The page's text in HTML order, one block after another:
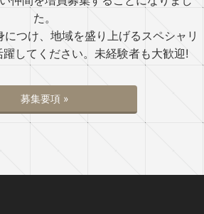
た。
つけ、地域を盛り上げるスペシャリ
してください。未経験者も大歓迎!
募集要項 »